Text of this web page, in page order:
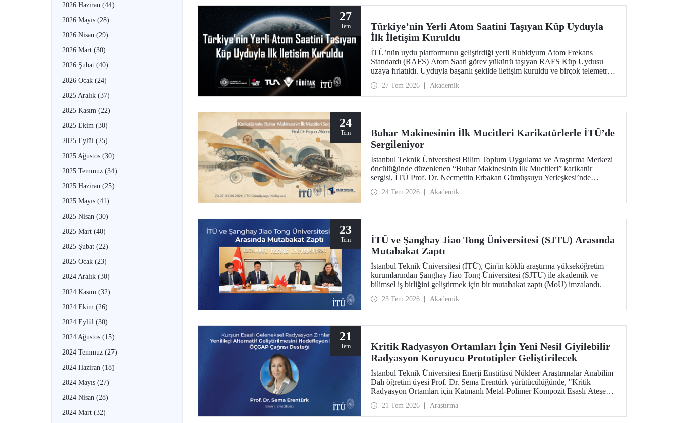
2026 Haziran (44)
2026 Mayıs (28)
2026 Nisan (29)
2026 Mart (30)
2026 Şubat (40)
2026 Ocak (24)
2025 Aralık (37)
2025 Kasım (22)
2025 Ekim (30)
2025 Eylül (25)
2025 Ağustos (30)
2025 Temmuz (34)
2025 Haziran (25)
2025 Mayıs (41)
2025 Nisan (30)
2025 Mart (40)
2025 Şubat (22)
2025 Ocak (23)
2024 Aralık (30)
2024 Kasım (32)
2024 Ekim (26)
2024 Eylül (30)
2024 Ağustos (15)
2024 Temmuz (27)
2024 Haziran (18)
2024 Mayıs (27)
2024 Nisan (28)
2024 Mart (32)
27
Tem
Türkiye’nin Yerli Atom Saatini Taşıyan Küp Uyduyla
İlk İletişim Kuruldu
İTÜ’nün uydu platformunu geliştirdiği yerli Rubidyum Atom Frekans
Standardı (RAFS) Atom Saati görev yükünü taşıyan RAFS Küp Uydusu
uzaya fırlatıldı. Uyduyla başarılı şekilde iletişim kuruldu ve birçok telemetri
teknolojileri açısından büyük önem taşıyor.
27 Tem 2026 Akademik
24
Tem
Buhar Makinesinin İlk Mucitleri Karikatürlerle İTÜ’de
Sergileniyor
İstanbul Teknik Üniversitesi Bilim Toplum Uygulama ve Araştırma Merkezi
öncülüğünde düzenlenen “Buhar Makinesinin İlk Mucitleri” karikatür
sergisi, İTÜ Prof. Dr. Necmettin Erbakan Gümüşsuyu Yerleşkesi’nde
arasında ziyarete açık olacak.
24 Tem 2026 Akademik
23
Tem
İTÜ ve Şanghay Jiao Tong Üniversitesi (SJTU) Arasında
Mutabakat Zaptı
İstanbul Teknik Üniversitesi (İTÜ), Çin'in köklü araştırma yükseköğretim
kurumlarından Şanghay Jiao Tong Üniversitesi (SJTU) ile akademik ve
bilimsel iş birliğini geliştirmek için bir mutabakat zaptı (MoU) imzalandı.
23 Tem 2026 Akademik
21
Tem
Kritik Radyasyon Ortamları İçin Yeni Nesil Giyilebilir
Radyasyon Koruyucu Prototipler Geliştirilecek
İstanbul Teknik Üniversitesi Enerji Enstitüsü Nükleer Araştırmalar Anabilim
Dalı öğretim üyesi Prof. Dr. Sema Erentürk yürütücülüğünde, "Kritik
Radyasyon Ortamları için Katmanlı Metal-Polimer Kompozit Esaslı Ateşe
Geliştirilmesi" başlıklı proje, Özel Çağrılı Genel Araştırma Projesi (ÖÇGAP)
desteği kazandı. Projeyle kritik radyasyon ortamlarında kullanılmak üzere
21 Tem 2026 Araştırma